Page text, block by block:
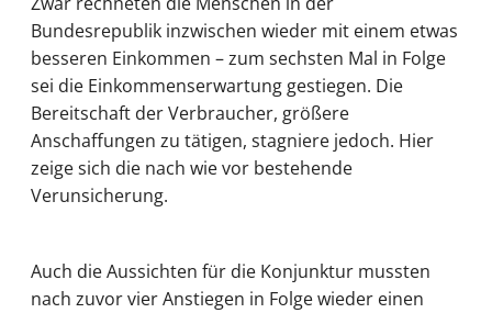
Bundesrepublik inzwischen wieder mit einem etwas
besseren Einkommen – zum sechsten Mal in Folge
sei die Einkommenserwartung gestiegen. Die
Bereitschaft der Verbraucher, größere
Anschaffungen zu tätigen, stagniere jedoch. Hier
zeige sich die nach wie vor bestehende
Verunsicherung.
Auch die Aussichten für die Konjunktur mussten
nach zuvor vier Anstiegen in Folge wieder einen